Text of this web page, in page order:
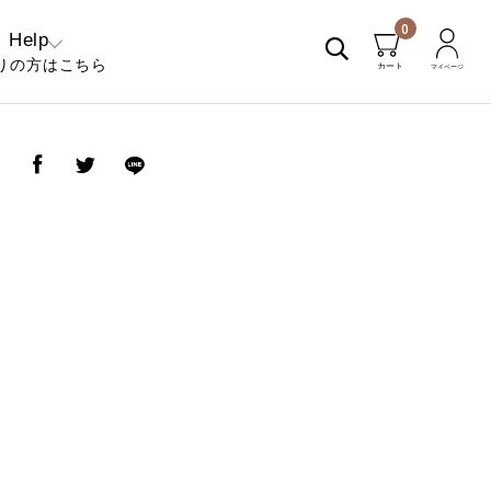
Help
の方はこちら
い合わせ
0